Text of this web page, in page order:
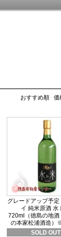
おすすめ順 価
グレードアップ予定
イ 純米原酒 水
720ml（徳島の地
の本家松浦酒造）
SOLD OUT